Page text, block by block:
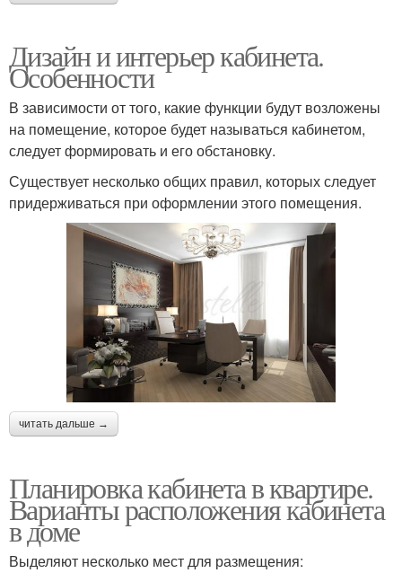
Дизайн и интерьер кабинета.
Особенности
В зависимости от того, какие функции будут возложены
на помещение, которое будет называться кабинетом,
следует формировать и его обстановку.
Существует несколько общих правил, которых следует
придерживаться при оформлении этого помещения.
читать дальше →
Планировка кабинета в квартире.
Варианты расположения кабинета
в доме
Выделяют несколько мест для размещения: